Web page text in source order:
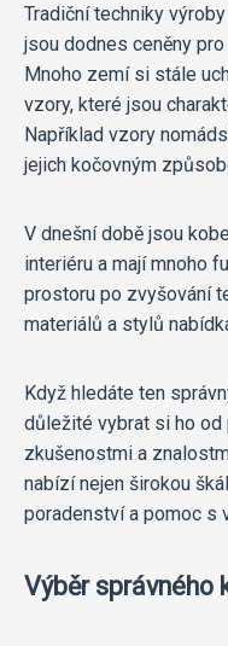
Tradiční techniky
jsou dodnes ceněny
Mnoho zemí si stále
vzory, které jsou
Například vzory
jejich kočovným
V dnešní době jsou
interiéru a mají mnoho
prostoru po zvyšování
materiálů a stylů
Když hledáte ten
důležité vybrat si ho
zkušenostmi a
nabízí nejen širokou
poradenství a pomoc s
Výběr správného